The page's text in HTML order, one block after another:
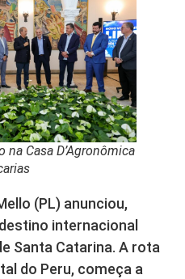
Casa D’Agronômica
(PL) anunciou,
internacional
Santa Catarina. A rota
do Peru, começa a